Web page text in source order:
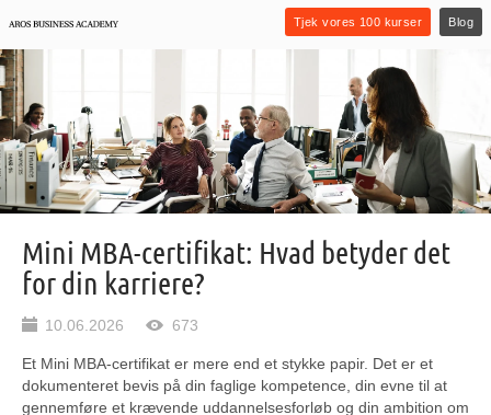
Tjek vores 100 kurser Blog
Mini MBA-certifikat: Hvad betyder det
for din karriere?
10.06.2026 673
Et Mini MBA-certifikat er mere end et stykke papir. Det er et
dokumenteret bevis på din faglige kompetence, din evne til at
gennemføre et krævende uddannelsesforløb og din ambition om